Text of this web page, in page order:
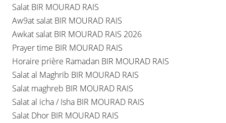
Salat BIR MOURAD RAIS
Aw9at salat BIR MOURAD RAIS
Awkat salat BIR MOURAD RAIS 2026
Prayer time BIR MOURAD RAIS
Horaire prière Ramadan BIR MOURAD RAIS
Salat al Maghrib BIR MOURAD RAIS
Salat maghreb BIR MOURAD RAIS
Salat al icha / Isha BIR MOURAD RAIS
Salat Dhor BIR MOURAD RAIS